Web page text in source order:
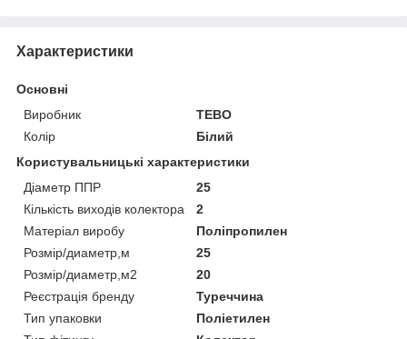
Характеристики
Основні
Виробник
ТЕВО
Колір
Білий
Користувальницькі характеристики
Діаметр ППР
25
Кількість виходів колектора
2
Матеріал виробу
Поліпропилен
Розмір/диаметр,м
25
Розмір/диаметр,м2
20
Реєстрація бренду
Туреччина
Тип упаковки
Поліетилен